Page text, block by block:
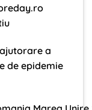
a
de epidemie